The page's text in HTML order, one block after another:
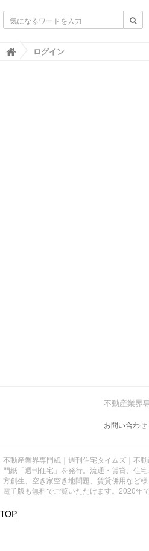
不動産業界専門紙｜週刊住宅タイムズ
ログイン
不動産業界
お問い合わせ
不動産業界専門紙｜週刊住宅タイムズ｜不
門紙「週刊住宅」を発行。流通・賃貸、住
方創生、空き家空き地問題、賃貸併用など
電子版も無料でご覧いただけます。2020年で
TOP